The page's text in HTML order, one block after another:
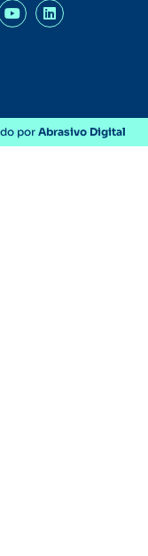
por Abrasivo Digital